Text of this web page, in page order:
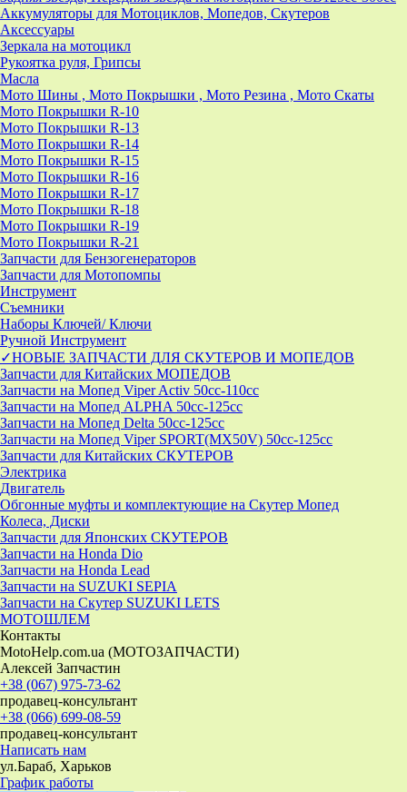
Аккумуляторы для Мотоциклов, Мопедов, Скутеров
Аксессуары
Зеркала на мотоцикл
Рукоятка руля, Грипсы
Масла
Мото Шины , Мото Покрышки , Мото Резина , Мото Скаты
Мото Покрышки R-10
Мото Покрышки R-13
Мото Покрышки R-14
Мото Покрышки R-15
Мото Покрышки R-16
Мото Покрышки R-17
Мото Покрышки R-18
Мото Покрышки R-19
Мото Покрышки R-21
Запчасти для Бензогенераторов
Запчасти для Мотопомпы
Инструмент
Съемники
Наборы Ключей/ Ключи
Ручной Инструмент
✓НОВЫЕ ЗАПЧАСТИ ДЛЯ СКУТЕРОВ И МОПЕДОВ
Запчасти для Китайских МОПЕДОВ
Запчасти на Мопед Viper Activ 50cc-110cc
Запчасти на Мопед ALPHA 50cc-125cc
Запчасти на Мопед Delta 50cc-125cc
Запчасти на Мопед Viper SPORT(MX50V) 50cc-125cc
Запчасти для Китайских СКУТЕРОВ
Электрика
Двигатель
Обгонные муфты и комплектующие на Скутер Мопед
Колеса, Диски
Запчасти для Японских СКУТЕРОВ
Запчасти на Honda Dio
Запчасти на Honda Lead
Запчасти на SUZUKI SEPIA
Запчасти на Скутер SUZUKI LETS
МОТОШЛЕМ
Контакты
MotoHelp.com.ua (МОТОЗАПЧАСТИ)
Алексей Запчастин
+38 (067) 975-73-62
продавец-консультант
+38 (066) 699-08-59
продавец-консультант
Написать нам
ул.Бараб, Харьков
График работы